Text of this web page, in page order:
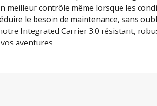
contrôle même lorsque les
le besoin de maintenance, sans
Integrated Carrier 3.0 résistant,
aventures.